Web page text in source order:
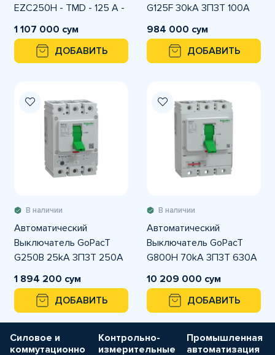
EZC250H - TMD - 125 A -
3 полюса 3Т
1 107 000 сум
ДОБАВИТЬ
G125F 30kA 3П3Т 100A
фиксированный
984 000 сум
ДОБАВИТЬ
В наличии
Автоматический
Выключатель GoPacT
G250B 25kA 3П3Т 250A
регулируемый
1 894 200 сум
ДОБАВИТЬ
В наличии
Автоматический
Выключатель GoPacT
G800H 70kA 3П3Т 630A
электронный
10 209 000 сум
ДОБАВИТЬ
Силовое и
коммутационно
Контрольно-
измерительные
Промышленная
автоматизация